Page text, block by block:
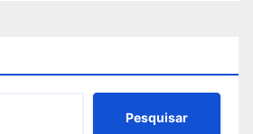
Pesquisar